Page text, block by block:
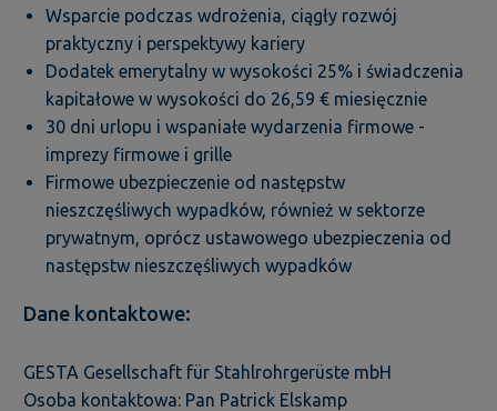
Wsparcie podczas wdrożenia, ciągły rozwój
praktyczny i perspektywy kariery
Dodatek emerytalny w wysokości 25% i świadczenia
kapitałowe w wysokości do 26,59 € miesięcznie
30 dni urlopu i wspaniałe wydarzenia firmowe -
imprezy firmowe i grille
Firmowe ubezpieczenie od następstw
nieszczęśliwych wypadków, również w sektorze
prywatnym, oprócz ustawowego ubezpieczenia od
następstw nieszczęśliwych wypadków
Dane kontaktowe:
GESTA Gesellschaft für Stahlrohrgerüste mbH
Osoba kontaktowa: Pan Patrick Elskamp